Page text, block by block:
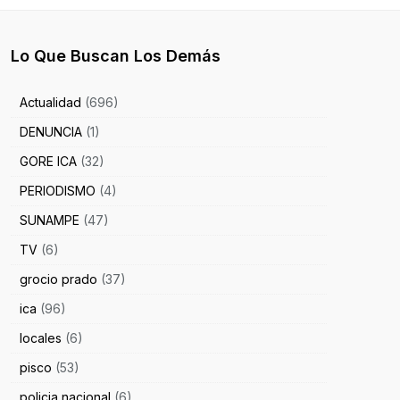
Lo Que Buscan Los Demás
Actualidad (696)
DENUNCIA (1)
GORE ICA (32)
PERIODISMO (4)
SUNAMPE (47)
TV (6)
grocio prado (37)
ica (96)
locales (6)
pisco (53)
policia nacional (6)